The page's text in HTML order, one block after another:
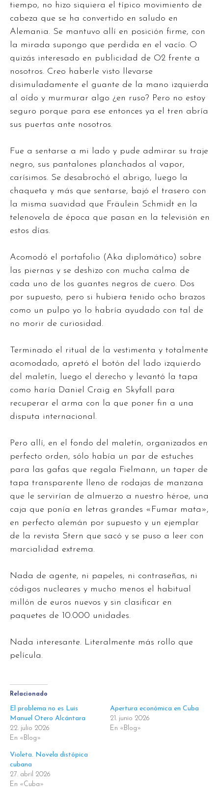
tiempo, no hizo siquiera el típico movimiento de
cabeza que se ha convertido en saludo en
Alemania. Se mantuvo allí en posición firme, con
la mirada supongo que perdida en el vacío. O
quizás interesado en publicidad de O2 frente a
nosotros. Creo haberle visto llevarse
disimuladamente el guante de la mano izquierda
al oído y murmurar algo ¿en ruso? Pero no estoy
seguro porque para ese entonces ya el tren abría
sus puertas ante nosotros.
Fue a sentarse a mi lado y pude admirar su traje
negro, sus pantalones planchados al vapor,
carísimos. Se desabrochó el abrigo, luego la
chaqueta y más que sentarse, bajó el trasero con
la misma suavidad que Fräulein Schmidt en la
telenovela de época que pasan en la televisión en
estos días.
Acomodó el portafolio (Aka diplomático) sobre
las piernas y se deshizo con mucha calma de
cada uno de los guantes negros de cuero. Dos
por supuesto, pero si hubiera tenido ocho brazos
como un pulpo yo lo habría ayudado con tal de
no morir de curiosidad.
Terminado el ritual de la vestimenta y totalmente
acomodado, apretó el botón del lado izquierdo
del maletín, luego el derecho y levantó la tapa
como haría Daniel Craig en Skyfall para
recuperar el arma con la que poner fin a una
disputa internacional.
Pero allí, en el fondo del maletín, organizados en
perfecto orden, sólo había un par de estuches
para las gafas que regala Fielmann, un taper de
tapa transparente lleno de rodajas de manzana
que le servirían de almuerzo a nuestro héroe, una
caja que ponía en letras grandes «Fumar mata»,
en perfecto alemán por supuesto y un ejemplar
de la revista Stern que sacó y se puso a leer con
marcialidad extrema.
Nada de agente, ni papeles, ni contraseñas, ni
códigos nucleares y mucho menos el habitual
millón de euros nuevos y sin clasificar en
paquetes de 10.000 unidades.
Nada interesante. Literalmente más rollo que
película.
Relacionado
El problema no es Luis
Manuel Otero Alcántara
22. julio 2026
En «Blog»
Apertura económica en Cuba
21. junio 2026
En «Blog»
Violeta. Novela distópica
cubana
27. abril 2026
En «Cuba»